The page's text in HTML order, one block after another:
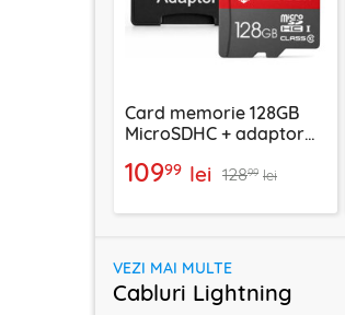
Card memorie 128GB
MicroSDHC + adaptor
10999 lei 12899 lei
VEZI MAI MULTE
Cabluri Lightning